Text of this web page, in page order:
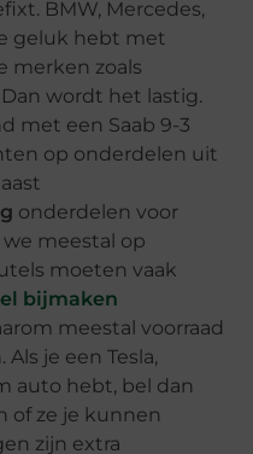
BMW, Mercedes,
geluk hebt met
merken zoals
wordt het lastig.
met een Saab 9-3
op onderdelen uit
onderdelen voor
meestal op
moeten vaak
bijmaken
meestal voorraad
je een Tesla,
auto hebt, bel dan
of ze je kunnen
zijn extra